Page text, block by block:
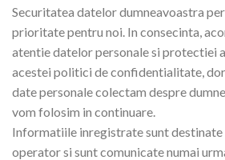
Securitatea datelor dumneavoastra
prioritate pentru noi. In consecinta,
atentie datelor personale si protectiei
acestei politici de confidentialitate,
date personale colectam despre
vom folosim in continuare.
Informatiile inregistrate sunt
operator si sunt comunicate numai